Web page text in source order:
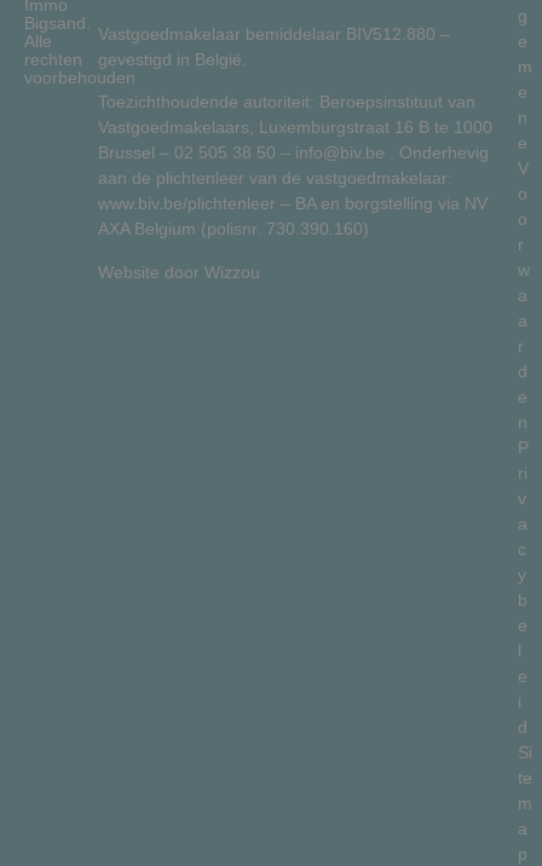
Immo
Bigsand.
Alle
rechten
voorbehouden
Vastgoedmakelaar bemiddelaar BIV512.880 –
gevestigd in België.
Toezichthoudende autoriteit: Beroepsinstituut van
Vastgoedmakelaars, Luxemburgstraat 16 B te 1000
Brussel – 02 505 38 50 – info@biv.be . Onderhevig
aan de plichtenleer van de vastgoedmakelaar:
www.biv.be/plichtenleer – BA en borgstelling via NV
AXA Belgium (polisnr. 730.390.160)
Website door Wizzou
g
e
m
e
n
e
V
o
o
r
w
a
a
r
d
e
n
P
ri
v
a
c
y
b
e
l
e
i
d
Si
te
m
a
p